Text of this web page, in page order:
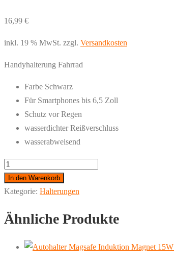
16,99 €
inkl. 19 % MwSt. zzgl. Versandkosten
Handyhalterung Fahrrad
Farbe Schwarz
Für Smartphones bis 6,5 Zoll
Schutz vor Regen
wasserdichter Reißverschluss
wasserabweisend
Universal
Handyhalterung
-
Menge
In den Warenkorb
Kategorie: Halterungen
Ähnliche Produkte